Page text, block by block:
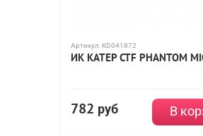
Артикул: KD041872
ИК КАТЕР CTF PHANTOM
782 руб В